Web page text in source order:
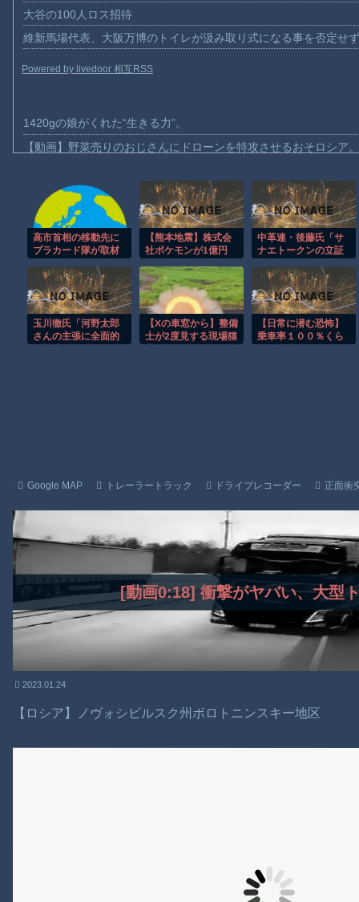
大谷の100人ロス招待
維新馬場代表、大阪万博のトイレが汲み取り式になる事を否定せ
Powered by livedoor 相互RSS
1420gの娘がくれた“生きる力”。
【動画】野菜売りのおじさんにドローンを特攻させるおそロシア
【朗報】大人気漫画「GANTZ」がAmazonでなんと全巻100円ｗ
【動画】サッカーの試合中の落雷で選手1人が死亡、12人が負傷
まだ墓石があるだけマシと見るべきか。今はもう合葬墓ばかり
【動画】新型のさすまた、限界突破ｗｗｗｗｗｗ
【話題】河内長野市で警官が包丁男に発砲したシーンのモザ無し
【謎】広島県が頑なに「はだしのゲンコラボ喫茶」をやらない理
高市首相の移動先に
プラカード隊が取材
首相側に完全スルー
されてしまった結
果……
【熊本地震】株式会
社ポケモンが1億円
円を寄付。熊本への
支援続々発表！
中革連・後藤氏「サ
ナエトークンの立証
る。なぜ私が説明し
なければならないの
か」
玉川徹氏「河野太郎
さんの主張に全面的
【Xの車窓から】整備
士が2度見する現場猫
【日常に潜む恐怖】
乗車率１００％くら
Google MAP トレーラートラック ドライブレコーダー 正面衝
[動画0:18] 衝撃がヤバい、大型
2023.01.24
【ロシア】ノヴォシビルスク州ボロトニンスキー地区